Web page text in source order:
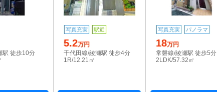
駅 徒歩10分
写真充実 駅近
5.2万円
千代田線/綾瀬駅 徒歩4分
1R/12.21㎡
写真充実 パノラマ
18万円
常磐線/綾瀬駅 徒歩5分
2LDK/57.32㎡